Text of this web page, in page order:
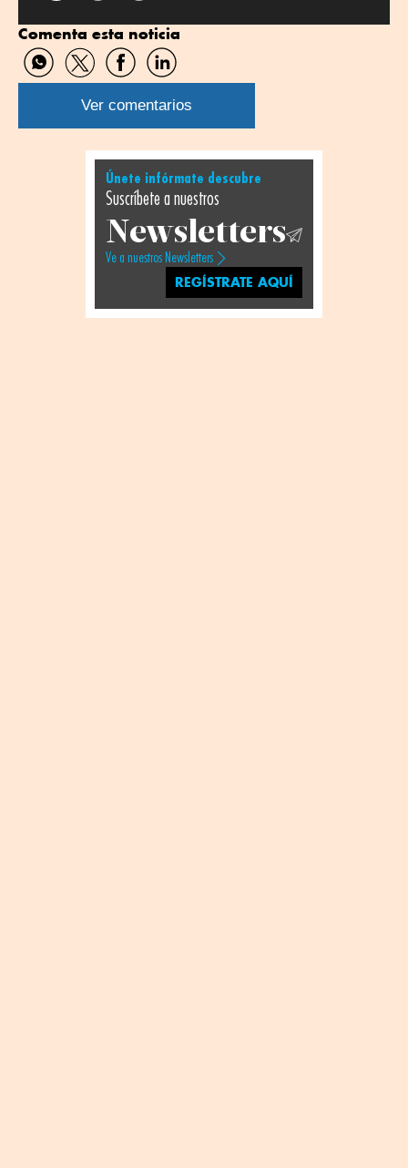
Twitter
Linkedin
Comenta esta noticia
Compartir
por
WhatsApp
Compartir
por
Twitter
Compartir
por
Facebook
Compartir
por
Linkedin
Ver comentarios
Únete infórmate descubre
Suscríbete a nuestros
Newsletters
Ve a nuestros Newsletters
REGÍSTRATE AQUÍ